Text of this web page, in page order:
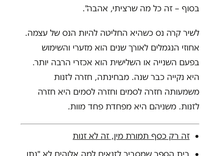
בסוף – זה כל מה שרציתי, אהבה".
לשיר קרה נס כשהיא החליטה להיות הנס של עצמה.
אחוזי הנגמלים לאורך שנים הוא מזערי והשימוש
בפעם השנייה או השלישית הוא אכזרי הרבה יותר.
היא נקייה כבר שנה. מבחינתה, חזרה לזנות
משמעותה חזרה לסמים וחזרה לסמים היא חזרה
לזנות. משניהם היא מפחדת פחד מוות.
זה רק כסף תמורת מין, זה לא זנות